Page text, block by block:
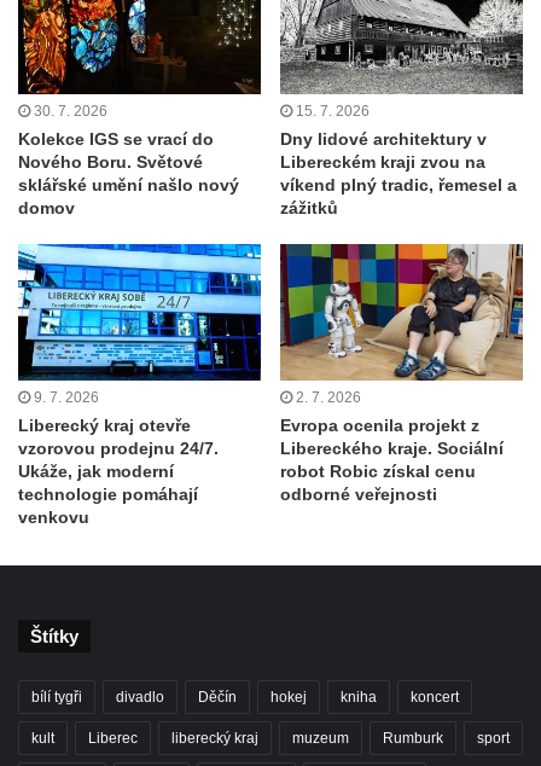
30. 7. 2026
Kolekce IGS se vrací do
Nového Boru. Světové
sklářské umění našlo nový
domov
15. 7. 2026
Dny lidové architektury v
Libereckém kraji zvou na
víkend plný tradic, řemesel a
zážitků
9. 7. 2026
Liberecký kraj otevře
vzorovou prodejnu 24/7.
Ukáže, jak moderní
technologie pomáhají
venkovu
2. 7. 2026
Evropa ocenila projekt z
Libereckého kraje. Sociální
robot Robic získal cenu
odborné veřejnosti
Štítky
bílí tygři divadlo Děčín hokej kniha koncert
kult Liberec liberecký kraj muzeum Rumburk sport